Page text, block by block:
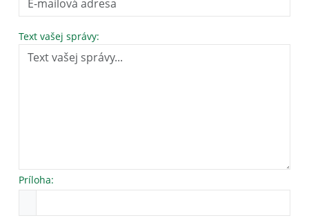
Text vašej správy:
Príloha: